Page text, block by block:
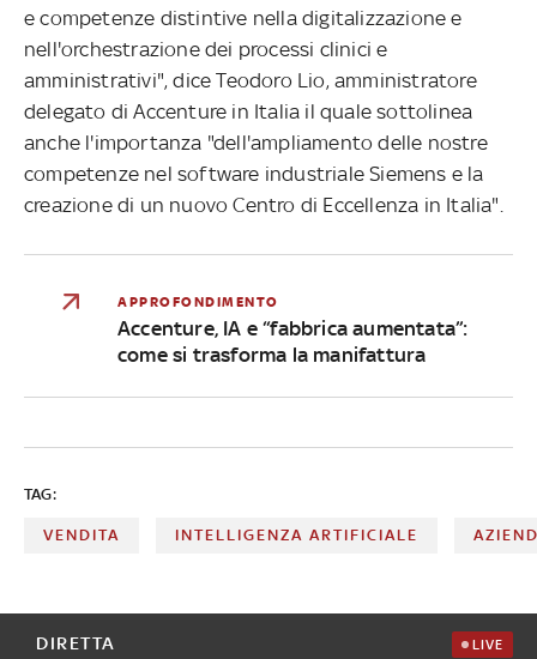
e competenze distintive nella digitalizzazione e
nell'orchestrazione dei processi clinici e
amministrativi", dice Teodoro Lio, amministratore
delegato di Accenture in Italia il quale sottolinea
anche l'importanza "dell'ampliamento delle nostre
competenze nel software industriale Siemens e la
creazione di un nuovo Centro di Eccellenza in Italia".
APPROFONDIMENTO
Accenture, IA e “fabbrica aumentata”:
come si trasforma la manifattura
TAG:
VENDITA INTELLIGENZA ARTIFICIALE
DIRETTA LIVE